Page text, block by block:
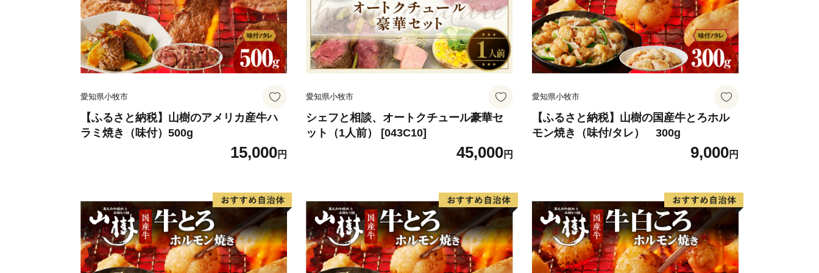
愛知県小牧市
【ふるさと納税】山樹のアメリカ産牛ハ
ラミ焼き（味付）500g
15,000円
愛知県小牧市
シェフと相談、オートクチュール豪華セ
ット（1人前） [043C10]
45,000円
愛知県小牧市
【ふるさと納税】山樹の国産牛とろホル
モン焼き（味付/タレ） 300g
9,000円